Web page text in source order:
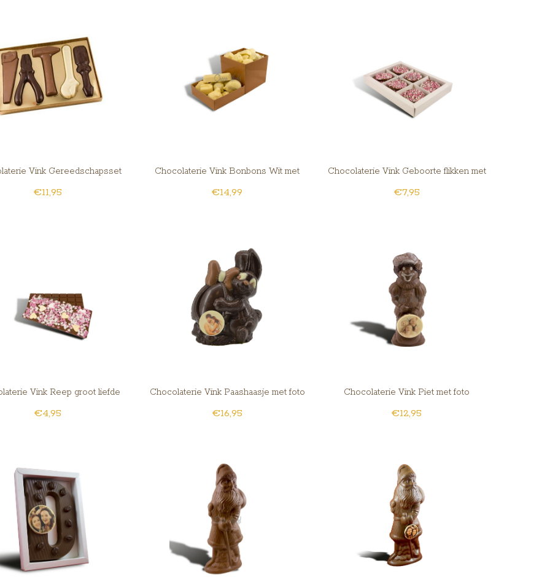
Vink Gereedschapsset
€11,95
Chocolaterie Vink Bonbons Wit met
Slagroomvulling Groot
€14,99
Chocolaterie Vink Geboorte flikken met
roze muisjes
€7,95
Vink Reep groot liefde
€4,95
Chocolaterie Vink Paashaasje met foto
€16,95
Chocolaterie Vink Piet met foto
€12,95